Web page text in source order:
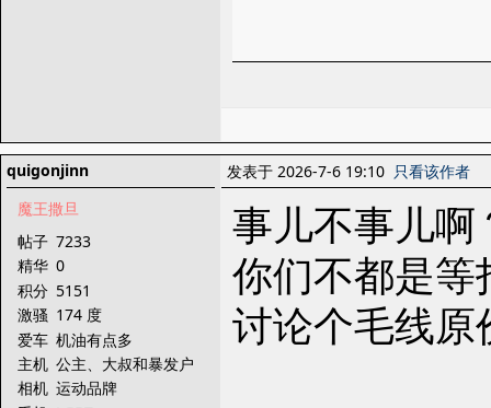
quigonjinn
魔王撒旦
帖子 7233
精华 0
积分 5151
激骚 174 度
爱车 机油有点多
主机 公主、大叔和暴发户
相机 运动品牌
发表于 2026-7-6 19:10 只看该作者
事儿不事儿啊
你们不都是
讨论个毛线原